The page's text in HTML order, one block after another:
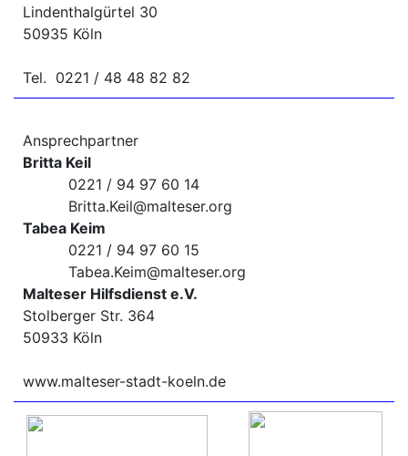
Lindenthalgürtel 30
50935 Köln
Tel. 0221 / 48 48 82 82
Ansprechpartner
Britta Keil
0221 / 94 97 60 14
Britta.Keil@malteser.org
Tabea Keim
0221 / 94 97 60 15
Tabea.Keim@malteser.org
Malteser Hilfsdienst e.V.
Stolberger Str. 364
50933 Köln
www.malteser-stadt-koeln.de